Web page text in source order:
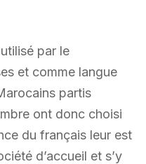
par le
et comme langue
partis
ont donc choisi
du français leur est
d’accueil et s’y